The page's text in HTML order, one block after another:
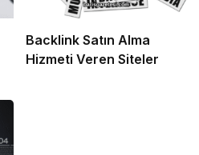
Backlink Satın Alma
Hizmeti Veren Siteler